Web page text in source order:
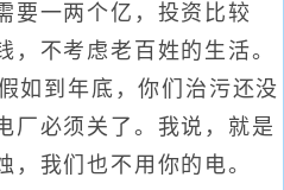
一两个亿，投资比较
，不考虑老百姓的生活。
如到年底，你们治污还没
厂必须关了。我说，就是
，我们也不用你的电。